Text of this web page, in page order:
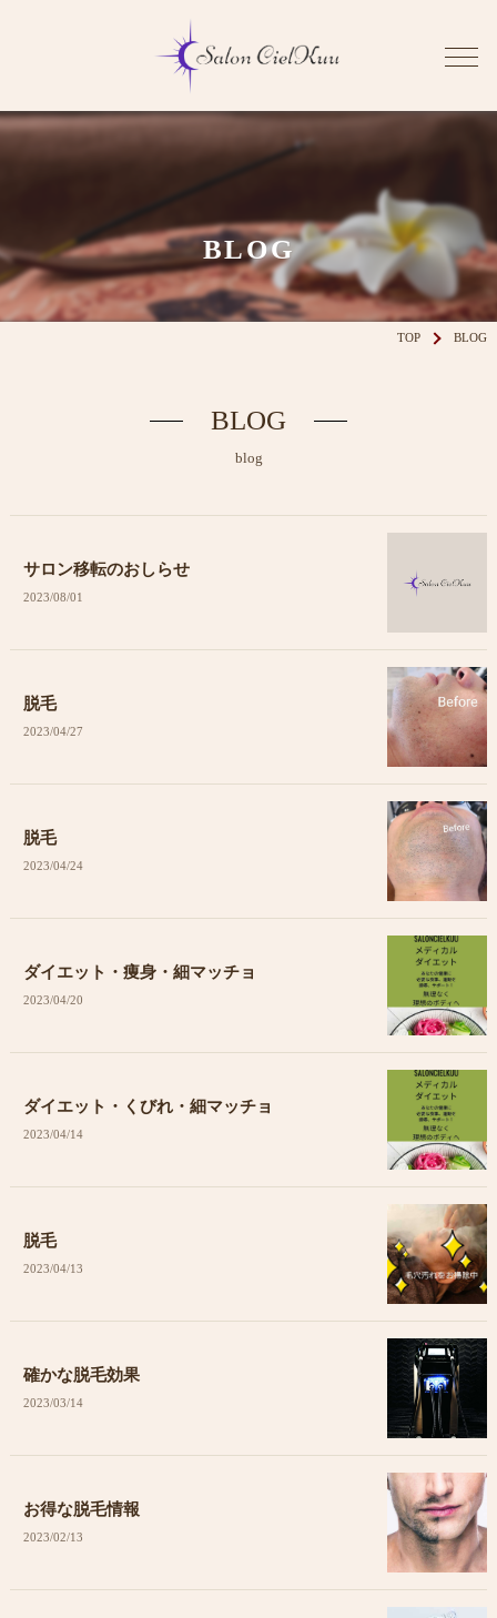
BLOG
TOP BLOG
BLOG
blog
サロン移転のおしらせ
2023/08/01
脱毛
2023/04/27
脱毛
2023/04/24
ダイエット・痩身・細マッチョ
2023/04/20
ダイエット・くびれ・細マッチョ
2023/04/14
脱毛
2023/04/13
確かな脱毛効果
2023/03/14
お得な脱毛情報
2023/02/13